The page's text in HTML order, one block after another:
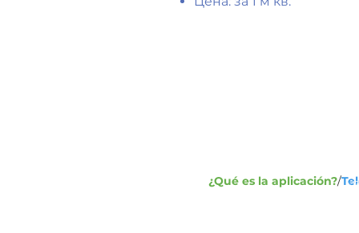
¿Qué es la aplicación?/